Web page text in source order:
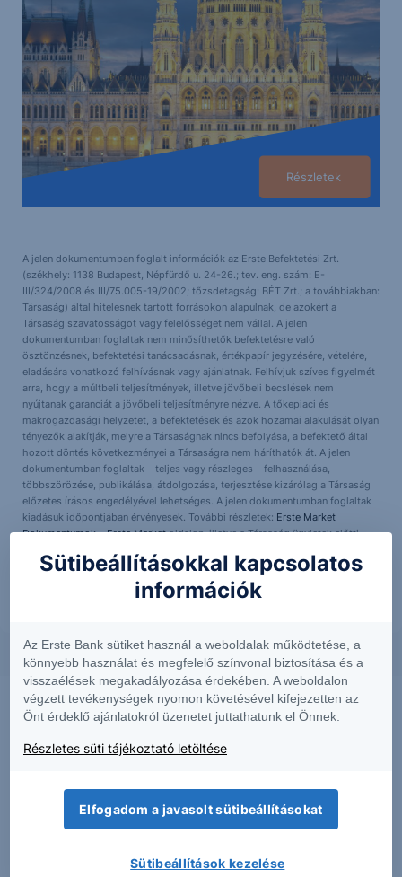
Részletek
A jelen dokumentumban foglalt információk az Erste Befektetési Zrt.
(székhely: 1138 Budapest, Népfürdő u. 24-26.; tev. eng. szám: E-
III/324/2008 és III/75.005-19/2002; tőzsdetagság: BÉT Zrt.; a továbbiakban:
Társaság) által hitelesnek tartott forrásokon alapulnak, de azokért a
Társaság szavatosságot vagy felelősséget nem vállal. A jelen
dokumentumban foglaltak nem minősíthetők befektetésre való
ösztönzésnek, befektetési tanácsadásnak, értékpapír jegyzésére, vételére,
eladására vonatkozó felhívásnak vagy ajánlatnak. Felhívjuk szíves figyelmét
arra, hogy a múltbeli teljesítmények, illetve jövőbeli becslések nem
nyújtanak garanciát a jövőbeli teljesítményre nézve. A tőkepiaci és
makrogazdasági helyzetet, a befektetések és azok hozamai alakulását olyan
tényezők alakítják, melyre a Társaságnak nincs befolyása, a befektető által
hozott döntés következményei a Társaságra nem háríthatók át. A jelen
dokumentumban foglaltak – teljes vagy részleges – felhasználása,
többszörözése, publikálása, átdolgozása, terjesztése kizárólag a Társaság
előzetes írásos engedélyével lehetséges. A jelen dokumentumban foglaltak
kiadásuk időpontjában érvényesek. További részletek: Erste Market
Dokumentumok – Erste Marketoldalon, illetve a Társaság ügyletek előtti
kizárólag a szerző személyes véleményét tükrözik és nem tekinthetőek az
Erste Befektetési Zrt. hivatalos szakmai álláspontjának
Sütibeállításokkal kapcsolatos
információk
Az Erste Bank sütiket használ a weboldalak működtetése, a
könnyebb használat és megfelelő színvonal biztosítása és a
visszaélések megakadályozása érdekében. A weboldalon
végzett tevékenységek nyomon követésével kifejezetten az
Önt érdeklő ajánlatokról üzenetet juttathatunk el Önnek.
Részletes süti tájékoztató letöltése
Elfogadom a javasolt sütibeállításokat
Sütibeállítások kezelése